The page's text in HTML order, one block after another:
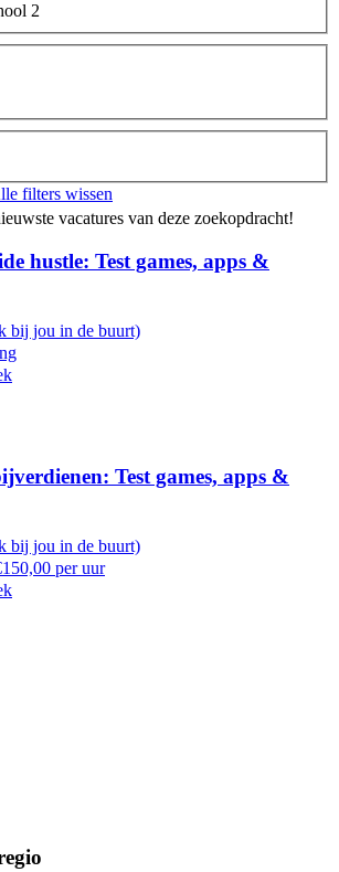
2
filters wissen
vacatures van deze zoekopdracht!
hustle: Test games, apps &
bij jou in de buurt)
Test games, apps &
bij jou in de buurt)
per uur